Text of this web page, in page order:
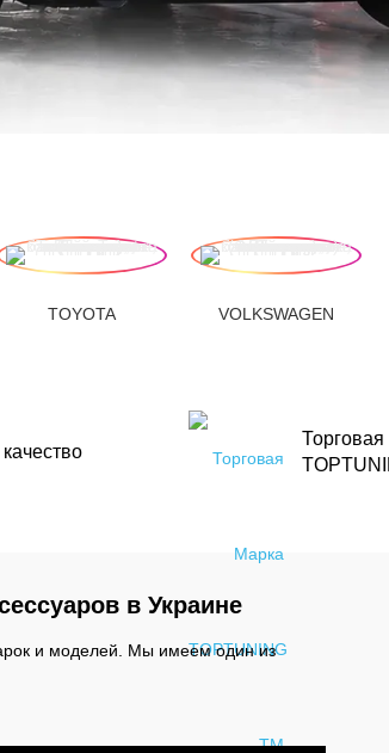
TOYOTA VOLKSWAGEN
в Украине
и моделей. Мы имеем один из